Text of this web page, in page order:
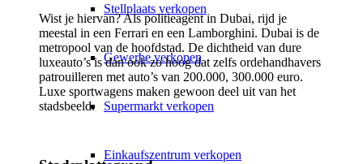
Stellplaats verkopen
Gewerbe verkopen
Supermarkt verkopen
Einkaufszentrum verkopen
Wist je hiervan? Als politieagent in Dubai, rijd je
meestal in een Ferrari en een Lamborghini. Dubai is de
metropool van de hoofdstad. De dichtheid van dure
luxeauto’s is dan ook zo hoog dat zelfs ordehandhavers
patrouilleren met auto’s van 200.000, 300.000 euro.
Luxe sportwagens maken gewoon deel uit van het
stadsbeeld.